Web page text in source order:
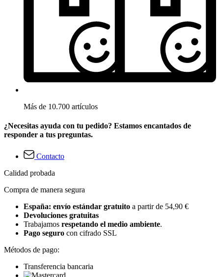
Más de 10.700 artículos
¿Necesitas ayuda con tu pedido? Estamos encantados de
responder a tus preguntas.
Contacto
Calidad probada
Compra de manera segura
España: envío estándar gratuito a partir de 54,90 €
Devoluciones gratuitas
Trabajamos respetando el medio ambiente.
Pago seguro con cifrado SSL
Métodos de pago:
Transferencia bancaria